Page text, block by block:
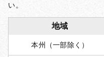
い。
地域
本州（一部除く）